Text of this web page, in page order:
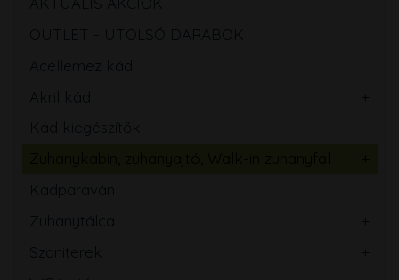
OUTLET - UTOLSÓ DARABOK
Acéllemez kád
Akril kád
Kád kiegészítők
Kádparaván
Zuhanytálca
Szaniterek